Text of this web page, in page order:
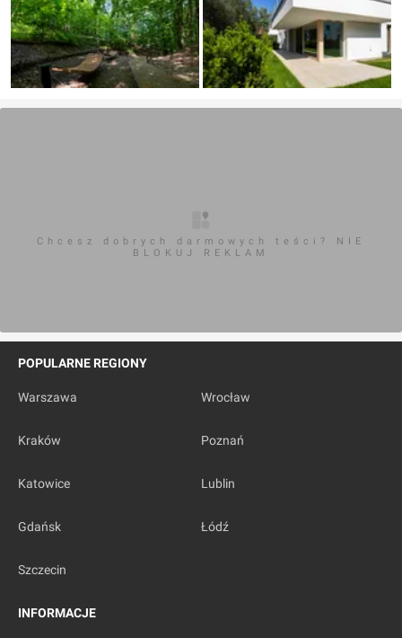
Chcesz dobrych darmowych teści? NIE
BLOKUJ REKLAM
POPULARNE REGIONY
Warszawa Wrocław
Kraków Poznań
Katowice Lublin
Gdańsk Łódź
Szczecin
INFORMACJE